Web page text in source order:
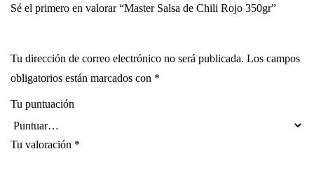
Sé el primero en valorar “Master Salsa de Chili Rojo 350gr”
Tu dirección de correo electrónico no será publicada. Los campos
obligatorios están marcados con *
Tu puntuación
Tu valoración *